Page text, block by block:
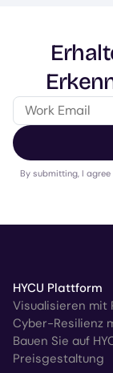
By submitting, I agree
HYCU Plattform
Visualisieren mit
Cyber-Resilienz
Bauen Sie auf
Preisgestaltung